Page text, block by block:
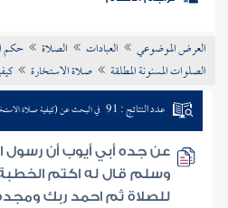
موضوعي
تراجم الأعلام
العرض الموضوعي العبادات الصلاة حكم
الصلوات المسنونة المطلقة
صلاة الاستخارة
عدد النتائج : 91 في البحث عن (كيفية صلاة
عن جده أبي أيوب أن رسول
وسلم قال له اكتم
للصلاة ثم احمد ربك